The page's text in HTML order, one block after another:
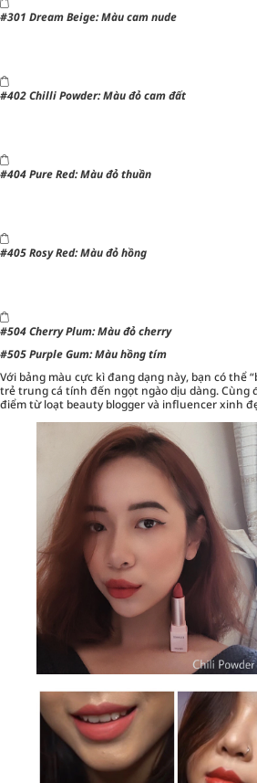
#301 Dream Beige: Màu cam nude
#402 Chilli Powder: Màu đỏ cam đất
#404 Pure Red: Màu đỏ thuần
#405 Rosy Red: Màu đỏ hồng
#504 Cherry Plum: Màu đỏ cherry
#505 Purple Gum: Màu hồng tím
Với bảng màu cực kì đang dạng này, bạn có thể
trẻ trung cá tính đến ngọt ngào dịu dàng. Cùng
điểm từ loạt beauty blogger và influencer xinh